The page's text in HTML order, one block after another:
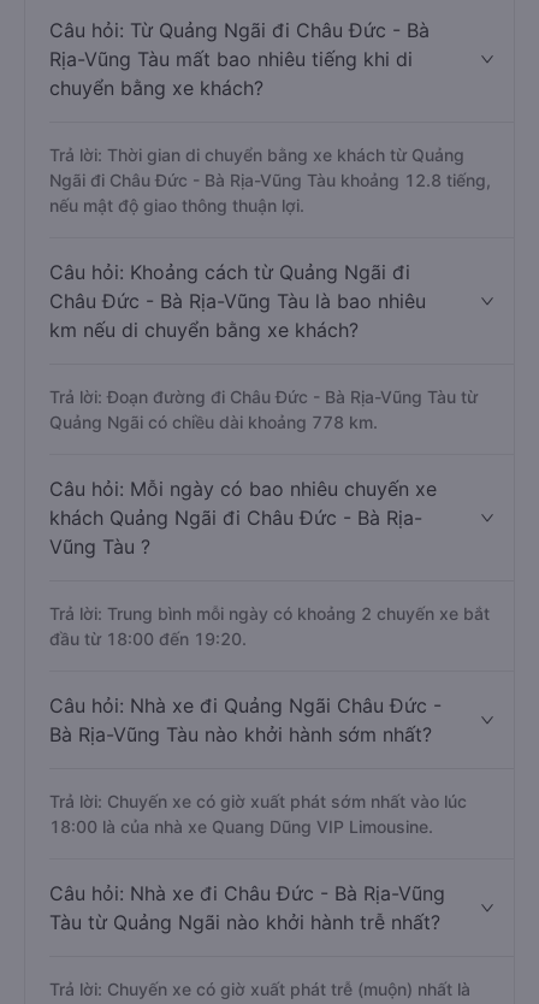
Câu hỏi: Từ Quảng Ngãi đi Châu Đức - Bà
Rịa-Vũng Tàu mất bao nhiêu tiếng khi di
chuyển bằng xe khách?
Trả lời: Thời gian di chuyển bằng xe khách từ Quảng
Ngãi đi Châu Đức - Bà Rịa-Vũng Tàu khoảng 12.8 tiếng,
nếu mật độ giao thông thuận lợi.
Câu hỏi: Khoảng cách từ Quảng Ngãi đi
Châu Đức - Bà Rịa-Vũng Tàu là bao nhiêu
km nếu di chuyển bằng xe khách?
Trả lời: Đoạn đường đi Châu Đức - Bà Rịa-Vũng Tàu từ
Quảng Ngãi có chiều dài khoảng 778 km.
Câu hỏi: Mỗi ngày có bao nhiêu chuyến xe
khách Quảng Ngãi đi Châu Đức - Bà Rịa-
Vũng Tàu ?
Trả lời: Trung bình mỗi ngày có khoảng 2 chuyến xe bắt
đầu từ 18:00 đến 19:20.
Câu hỏi: Nhà xe đi Quảng Ngãi Châu Đức -
Bà Rịa-Vũng Tàu nào khởi hành sớm nhất?
Trả lời: Chuyến xe có giờ xuất phát sớm nhất vào lúc
18:00 là của nhà xe Quang Dũng VIP Limousine.
Câu hỏi: Nhà xe đi Châu Đức - Bà Rịa-Vũng
Tàu từ Quảng Ngãi nào khởi hành trễ nhất?
Trả lời: Chuyến xe có giờ xuất phát trễ (muộn) nhất là